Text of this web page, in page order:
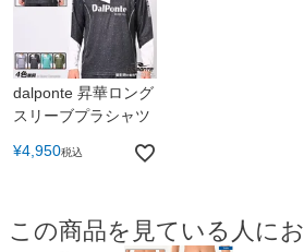
dalponte 昇華ロング
スリーブプラシャツ
¥4,950税込
この商品を見ている人に